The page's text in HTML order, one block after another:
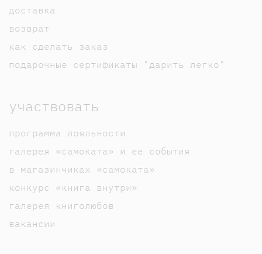
доставка
возврат
как сделать заказ
подарочные сертификаты "дарить легко"
участвовать
программа лояльности
галерея «самоката» и ее события
в магазинчиках «самоката»
конкурс «книга внутри»
галерея книголюбов
вакансии